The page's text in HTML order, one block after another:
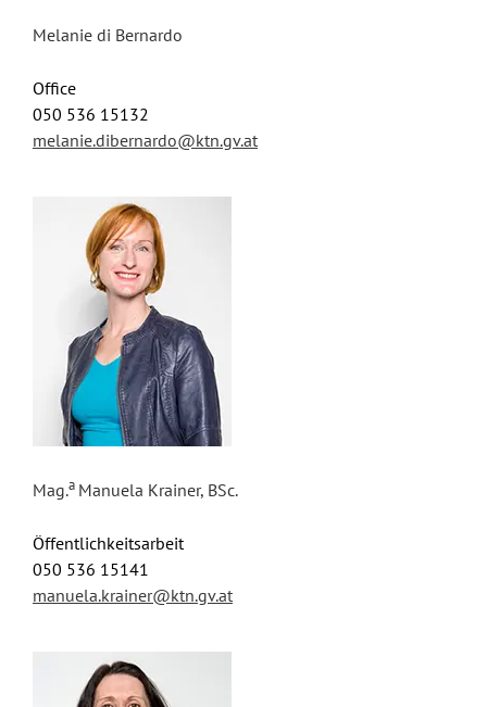
Melanie di Bernardo
Office
050 536 15132
melanie.dibernardo@ktn.gv.at
Mag.a Manuela Krainer, BSc.
Öffentlichkeitsarbeit
050 536 15141
manuela.krainer@ktn.gv.at